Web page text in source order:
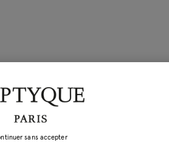
sans accepter